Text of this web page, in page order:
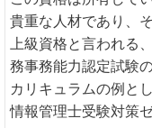
貴重な人材であり、
上級資格と言われる
務事務能力認定試験
カリキュラムの例と
情報管理士受験対策